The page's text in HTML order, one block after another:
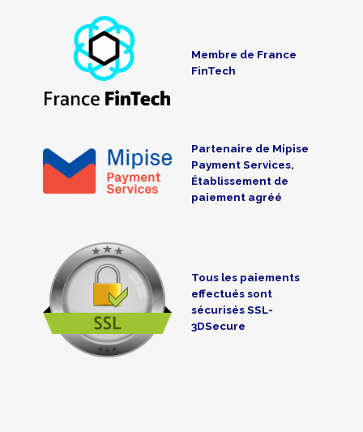
Membre de France
FinTech
Partenaire de Mipise
Payment Services,
Établissement de
paiement agréé
Tous les paiements
effectués sont
sécurisés SSL-
3DSecure